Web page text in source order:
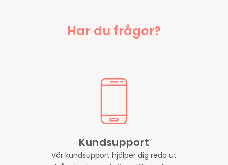
Har du frågor?
Kundsupport
Vår kundsupport hjälper dig reda ut